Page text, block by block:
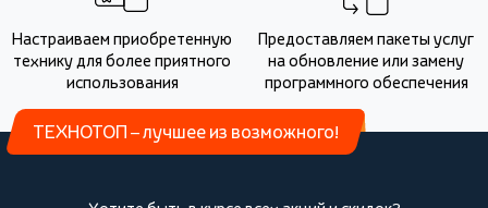
Настраиваем приобретенную
технику для более приятного
использования
Предоставляем пакеты услуг
на обновление или замену
программного обеспечения
ТЕХНОТОП – лучшее из возможного!